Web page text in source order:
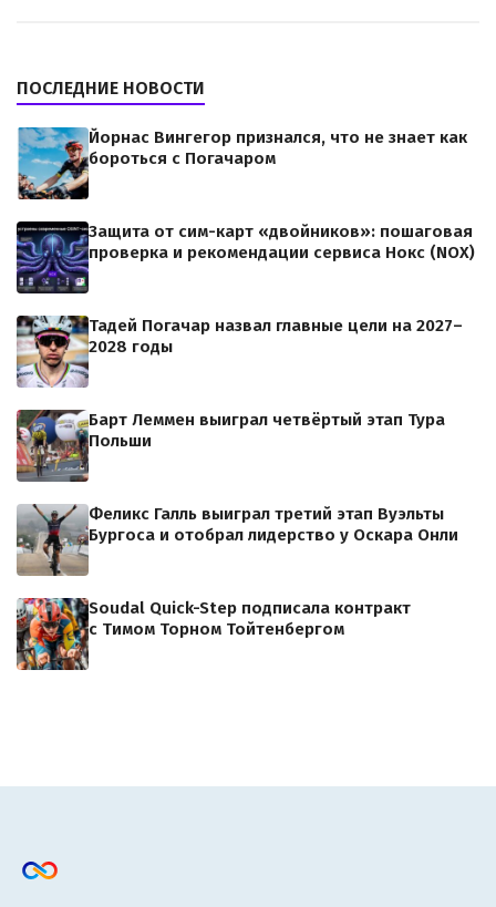
ПОСЛЕДНИЕ НОВОСТИ
Йорнас Вингегор признался, что не знает как
бороться с Погачаром
Защита от сим-карт «двойников»: пошаговая
проверка и рекомендации сервиса Нокс (NOX)
Тадей Погачар назвал главные цели на 2027–
2028 годы
Барт Леммен выиграл четвёртый этап Тура
Польши
Феликс Галль выиграл третий этап Вуэльты
Бургоса и отобрал лидерство у Оскара Онли
Soudal Quick-Step подписала контракт
с Тимом Торном Тойтенбергом